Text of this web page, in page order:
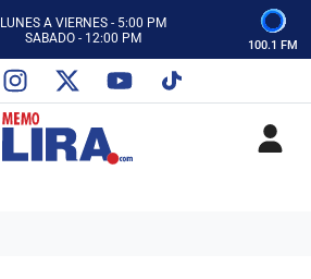
LUNES A VIERNES - 5:00 PM
SABADO - 12:00 PM
CON MEMO LIRA Y SU EQUIPO
LUNES A VIERNES - 5:00 PM
SABADO - 12:00 PM
100.1 FM